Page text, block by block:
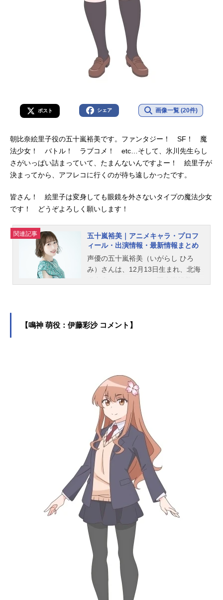
ポスト シェア 画像一覧 (20件)
朝比奈絵里子役の五十嵐裕美です。ファンタジー！ SF！ 魔
法少女！ バトル！ ラブコメ！ etc…そして、氷川先生らし
さがいっぱい詰まっていて、たまんないんですよー！ 絵里子が
決まってから、アフレコに行くのが待ち遠しかったです。
皆さん！ 絵里子は変身しても眼鏡を外さないタイプの魔法少女
です！ どうぞよろしく願いします！
関連記事
五十嵐裕美｜アニメキャラ・プロフ
ィール・出演情報・最新情報まとめ
声優の五十嵐裕美（いがらし ひろ
み）さんは、12月13日生まれ、北海
【鳴神 萌役：伊藤彩沙 コメント】